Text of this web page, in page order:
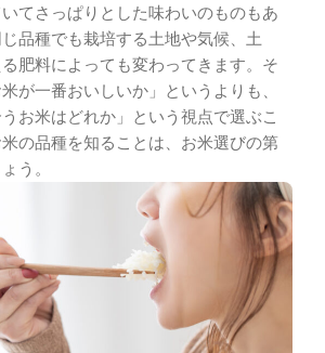
てさっぱりとした味わいのものもあ
品種でも栽培する土地や気候、土
肥料によっても変わってきます。そ
が一番おいしいか」というよりも、
うお米はどれか」という視点で選ぶこ
の品種を知ることは、お米選びの第
う。